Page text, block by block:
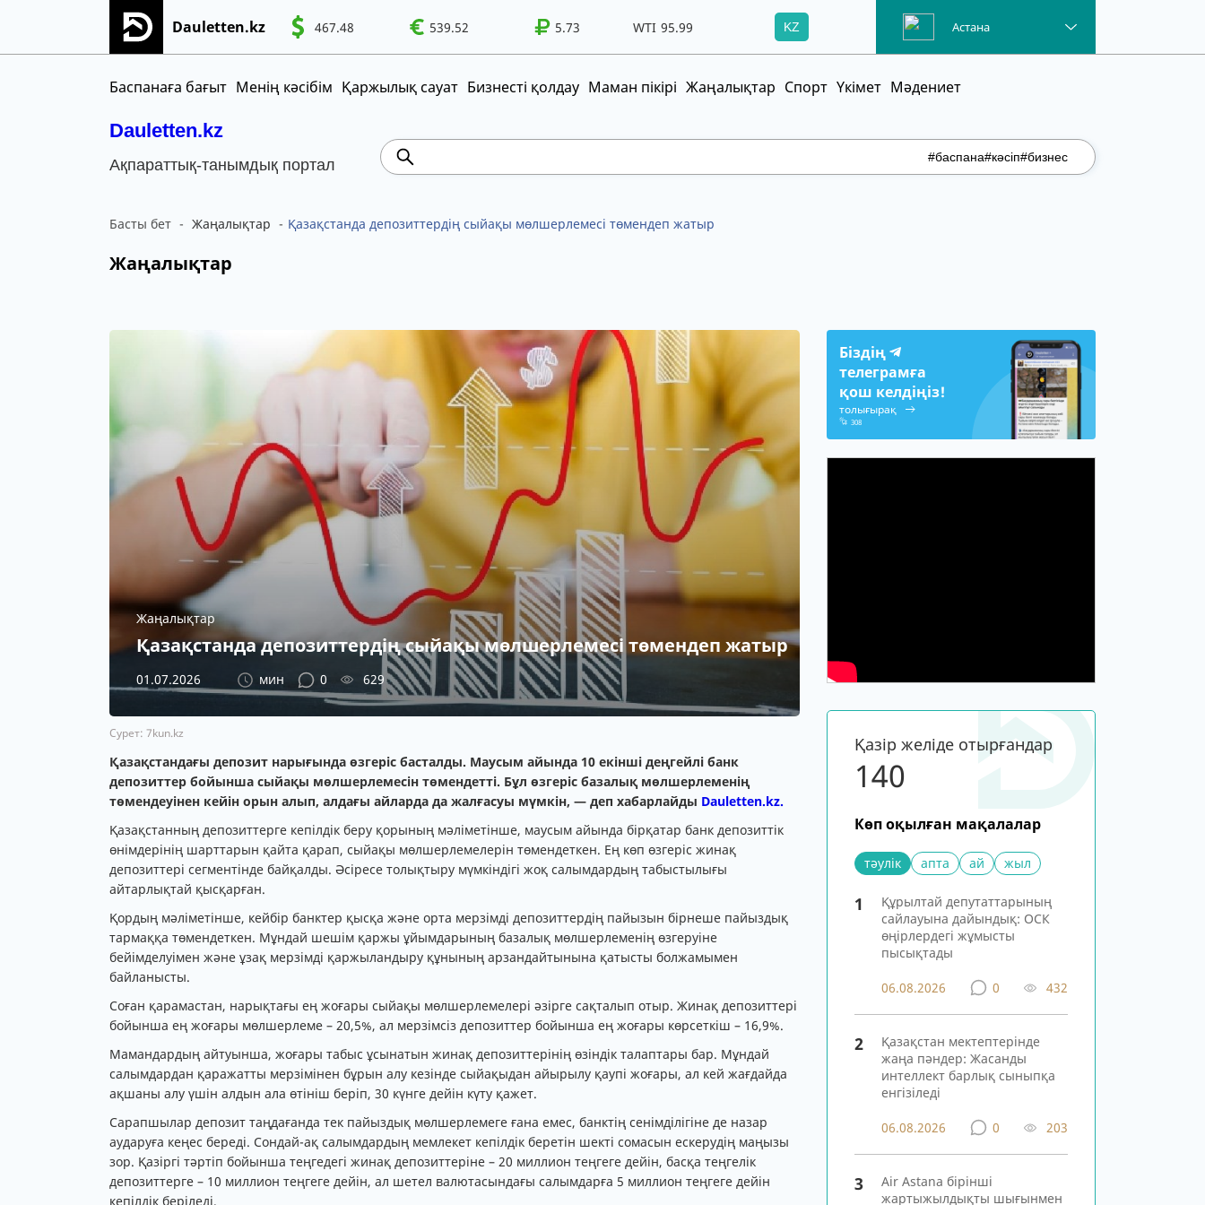
Dauletten.kz 467.48 539.52 5.73
WTI Brent 100.41 WTI 95.99 100.41KZ Астана
Баспанаға бағыт Менің кәсібім Қаржылық сауат Бизнесті қолдау Маман пікірі Жаңалықтар Спорт Үкімет Мәдениет
Dauletten.kz
Ақпараттық-танымдық портал #баспана#кәсіп#бизнес
Сіздің өтінішіңіз сәтті жіберілді, Рақмет!
Басты бет Жаңалықтар Қазақстанда депозиттердің сыйақы мөлшерлемесі төмендеп жатыр
Жаңалықтар
Жаңалықтар
Қазақстанда депозиттердің сыйақы мөлшерлемесі төмендеп жатыр
01.07.2026 мин 0 629
Сурет: 7kun.kz
Қазақстандағы депозит нарығында өзгеріс басталды. Маусым айында 10 екінші деңгейлі банк
депозиттер бойынша сыйақы мөлшерлемесін төмендетті. Бұл өзгеріс базалық мөлшерлеменің
төмендеуінен кейін орын алып, алдағы айларда да жалғасуы мүмкін, — деп хабарлайды Dauletten.kz.
Қазақстанның депозиттерге кепілдік беру қорының мәліметінше, маусым айында бірқатар банк депозиттік
өнімдерінің шарттарын қайта қарап, сыйақы мөлшерлемелерін төмендеткен. Ең көп өзгеріс жинақ
депозиттері сегментінде байқалды. Әсіресе толықтыру мүмкіндігі жоқ салымдардың табыстылығы
айтарлықтай қысқарған.
Қордың мәліметінше, кейбір банктер қысқа және орта мерзімді депозиттердің пайызын бірнеше пайыздық
тармаққа төмендеткен. Мұндай шешім қаржы ұйымдарының базалық мөлшерлеменің өзгеруіне
бейімделуімен және ұзақ мерзімді қаржыландыру құнының арзандайтынына қатысты болжамымен
байланысты.
Соған қарамастан, нарықтағы ең жоғары сыйақы мөлшерлемелері әзірге сақталып отыр. Жинақ депозиттері
бойынша ең жоғары мөлшерлеме – 20,5%, ал мерзімсіз депозиттер бойынша ең жоғары көрсеткіш – 16,9%.
Мамандардың айтуынша, жоғары табыс ұсынатын жинақ депозиттерінің өзіндік талаптары бар. Мұндай
салымдардан қаражатты мерзімінен бұрын алу кезінде сыйақыдан айырылу қаупі жоғары, ал кей жағдайда
ақшаны алу үшін алдын ала өтініш беріп, 30 күнге дейін күту қажет.
Сарапшылар депозит таңдағанда тек пайыздық мөлшерлемеге ғана емес, банктің сенімділігіне де назар
аударуға кеңес береді. Сондай-ақ салымдардың мемлекет кепілдік беретін шекті сомасын ескерудің маңызы
зор. Қазіргі тәртіп бойынша теңгедегі жинақ депозиттеріне – 20 миллион теңгеге дейін, басқа теңгелік
депозиттерге – 10 миллион теңгеге дейін, ал шетел валютасындағы салымдарға 5 миллион теңгеге дейін
кепілдік беріледі.
Біздің
телеграмға
қош келдіңіз!
толығырақ
308
Қазір желіде отырғандар
140
Көп оқылған мақалалар
тәулік апта ай жыл
1
Құрылтай депутаттарының
сайлауына дайындық: ОСК
өңірлердегі жұмысты
пысықтады
06.08.2026 0 432
2
Қазақстан мектептерінде
жаңа пәндер: Жасанды
интеллект барлық сыныпқа
енгізіледі
06.08.2026 0 203
3
Air Astana бірінші
жартыжылдықты шығынмен